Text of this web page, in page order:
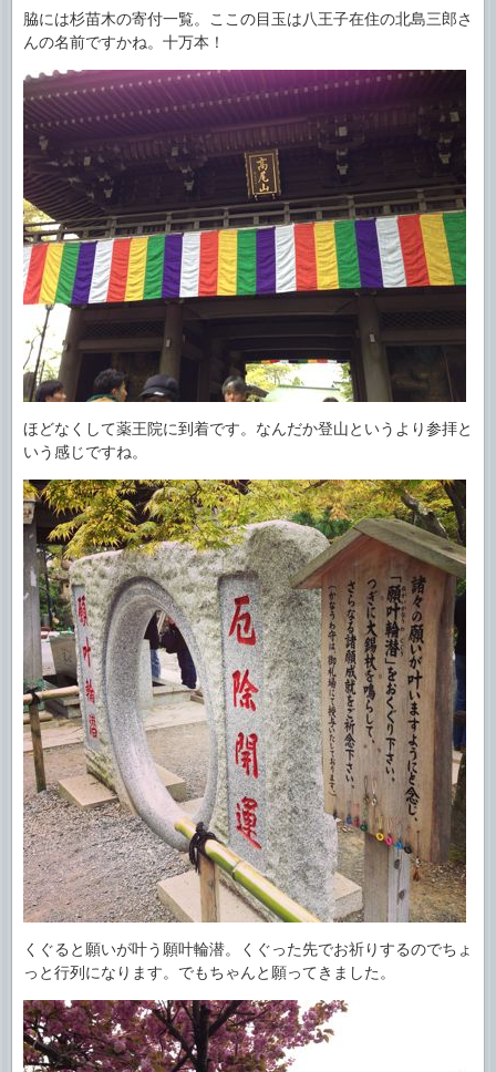
脇には杉苗木の寄付一覧。ここの目玉は八王子在住の北島三郎さ
んの名前ですかね。十万本！
ほどなくして薬王院に到着です。なんだか登山というより参拝と
いう感じですね。
くぐると願いが叶う願叶輪潜。くぐった先でお祈りするのでちょ
っと行列になります。でもちゃんと願ってきました。